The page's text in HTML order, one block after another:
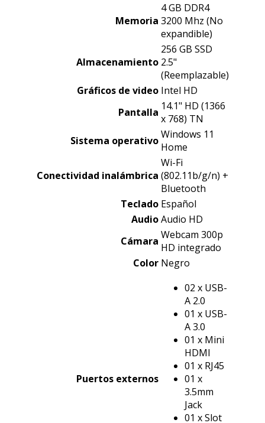
Memoria
4 GB DDR4
3200 Mhz (No
expandible)
Almacenamiento
256 GB SSD
2.5"
(Reemplazable)
Gráficosde video Intel HD
Pantalla 14.1" HD (1366
x 768) TN
Sistema operativo Windows 11
Home
Conectividad inalámbrica
Wi-Fi
(802.11b/g/n) +
Bluetooth
Teclado Español
Audio Audio HD
Cámara Webcam 300p
HD integrado
Color Negro
Puertos externos
02 x USB-
A 2.0
01 x USB-
A 3.0
01 x Mini
HDMI
01 x RJ45
01 x
3.5mm
Jack
01 x Slot